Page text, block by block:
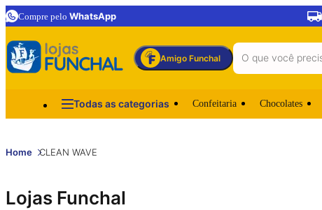
Compre pelo WhatsApp
Amigo Funchal
Todas as categorias Confeitaria Chocolates
Home CLEAN WAVE
Lojas Funchal